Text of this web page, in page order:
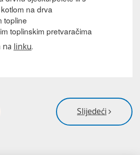
na drva
topline
toplinskim pretvaračima
na linku.
Slijedeći